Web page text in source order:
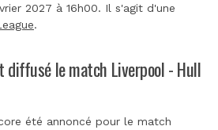
2027 à 16h00. Il s'agit d'une
.
diffusé le match Liverpool - Hull
été annoncé pour le match